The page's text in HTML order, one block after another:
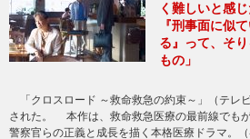
く難しいと感
『刑事面に似
る』って、そ
もの」
「クロスロード ～救命救急の約束～」（テレ
された。 本作は、救命救急医療の最前線でも
警察官らの正義と成長を描く本格医療ドラマ。